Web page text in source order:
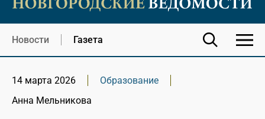
Новости Газета
14 марта 2026
Образование
Анна Мельникова